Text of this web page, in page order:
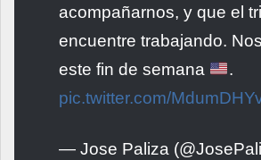
acompañarnos, y que el
encuentre trabajando.
este fin de semana
.
pic.twitter.com/
— Jose Paliza